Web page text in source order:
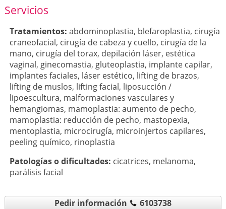
Servicios
Tratamientos: abdominoplastia, blefaroplastia, cirugía
craneofacial, cirugía de cabeza y cuello, cirugía de la
mano, cirugía del torax, depilación láser, estética
vaginal, ginecomastia, gluteoplastia, implante capilar,
implantes faciales, láser estético, lifting de brazos,
lifting de muslos, lifting facial, liposucción /
lipoescultura, malformaciones vasculares y
hemangiomas, mamoplastia: aumento de pecho,
mamoplastia: reducción de pecho, mastopexia,
mentoplastia, microcirugía, microinjertos capilares,
peeling químico, rinoplastia
Patologí­as o dificultades: cicatrices, melanoma,
parálisis facial
Pedir información 6103738